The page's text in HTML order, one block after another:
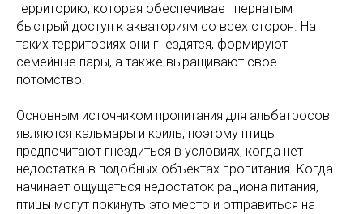
территорию, которая обеспечивает пернатым
быстрый доступ к акваториям со всех сторон. На
таких территориях они гнездятся, формируют
семейные пары, а также выращивают свое
потомство.
Основным источником пропитания для альбатросов
являются кальмары и криль, поэтому птицы
предпочитают гнездиться в условиях, когда нет
недостатка в подобных объектах пропитания. Когда
начинает ощущаться недостаток рациона питания,
птицы могут покинуть это место и отправиться на